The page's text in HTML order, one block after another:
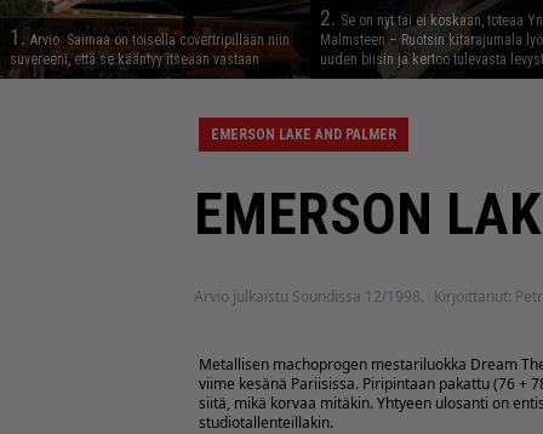
1. Arvio: Saimaa on toisella covertripillään niin
suvereeni, että se kääntyy itseään vastaan
2. Se on nyt tai ei koskaan, toteaa
Malmsteen – Ruotsin kitarajumala
uuden biisin ja kertoo tulevasta
EMERSON LAKE AND PALMER
EMERSON
Arvio julkaistu Soundissa 12/1998. Kirjoittanut:
Metallisen machoprogen mestariluokka Dream
viime kesänä Pariisissa. Piripintaan pakattu (76 +
siitä, mikä korvaa mitäkin. Yhtyeen ulosanti on
studiotallenteillakin.